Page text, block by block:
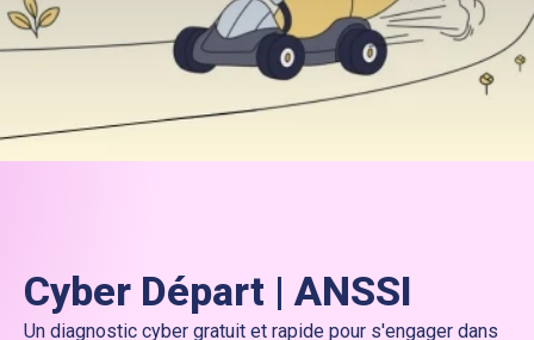
Cyber Départ | ANSSI
Un diagnostic cyber gratuit et rapide pour s'engager dans